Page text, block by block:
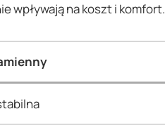
wpływają na koszt i komfort.